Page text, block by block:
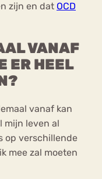
zijn en dat OCD
VANAF
ER HEEL
vanaf kan
mijn leven al
op verschillende
mee zal moeten